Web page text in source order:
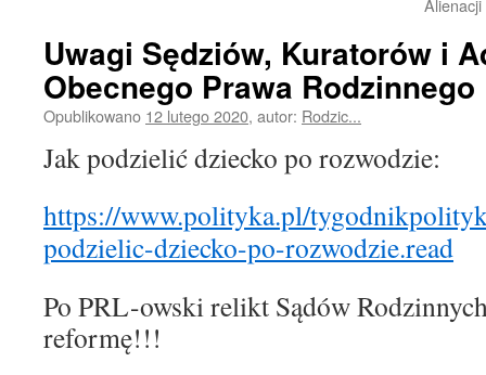
Uwagi Sędziów, Kuratorów i
Obecnego Prawa Rodzinnego
Opublikowano 12 lutego 2020, autor: Rodzic...
Jak podzielić dziecko po rozwodzie:
https://www.polityka.pl/
podzielic-dziecko-po-rozwodzie.read
Po PRL-owski relikt Sądów
reformę!!!